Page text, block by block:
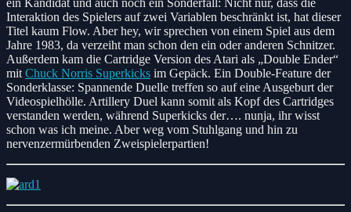
Interaktion des Spielers auf zwei Variablen beschränkt ist, hat dieser
Titel kaum Flow. Aber hey, wir sprechen von einem Spiel aus dem
Jahre 1983, da verzeiht man schon den ein oder anderen Schnitzer.
Außerdem kam die Cartridge Version des Atari als „Double Ender“
mit Chuck Norris Superkicks im Gepäck. Ein Double-Feature der
Sonderklasse: Spannende Duelle treffen so auf eine Ausgeburt der
Videospielhölle. Artillery Duel kann somit als Kopf des Cartridges
verstanden werden, während Superkicks der…. nunja, ihr wisst
schon was ich meine. Aber weg vom Stuhlgang und hin zu
nervenzermürbenden Zweispielerpartien!